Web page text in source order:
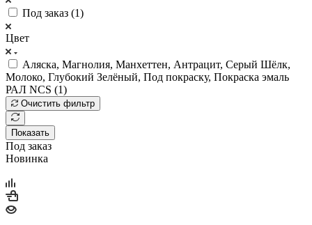
Под заказ (1)
Цвет
Аляска, Магнолия, Манхеттен, Антрацит, Серый Шёлк,
Молоко, Глубокий Зелёный, Под покраску, Покраска эмаль
РАЛ NCS (1)
Очистить фильтр
Показать
Под заказ
Новинка